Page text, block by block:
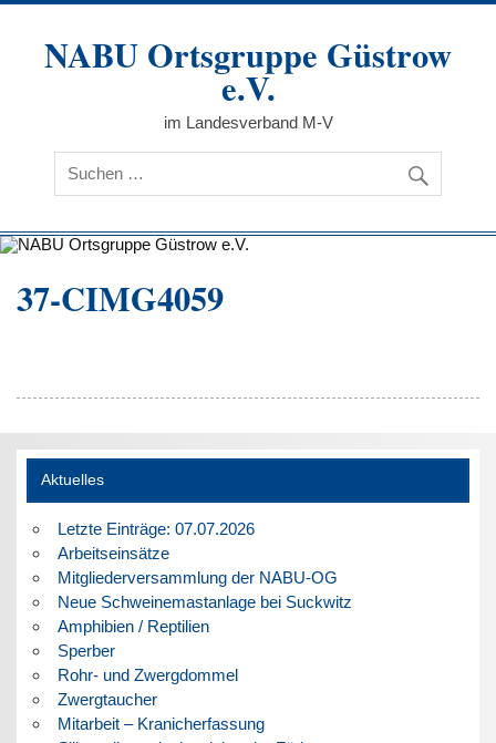
Zum
springenNABU Ortsgruppe Güstrow
e.V.
im Landesverband M-V
37-CIMG4059
Aktuelles
Letzte Einträge: 07.07.2026
Arbeitseinsätze
Mitgliederversammlung der NABU-OG
Neue Schweinemastanlage bei Suckwitz
Amphibien / Reptilien
Sperber
Rohr- und Zwergdommel
Zwergtaucher
Mitarbeit – Kranicherfassung